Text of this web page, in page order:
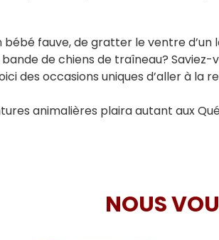
bébé fauve, de gratter le ventre
de chiens de traîneau?
des occasions uniques d’aller à
animalières plaira autant aux
NOUS